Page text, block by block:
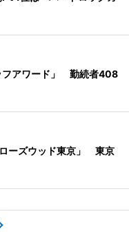
フアワード」 勤続者408
ーズウッド東京」 東京